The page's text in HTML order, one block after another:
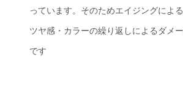
っています。そのためエイジングによ
ツヤ感・カラーの繰り返しによるダメ
です